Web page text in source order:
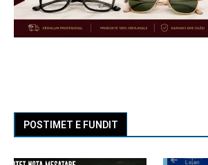
POSTIMET E FUNDIT